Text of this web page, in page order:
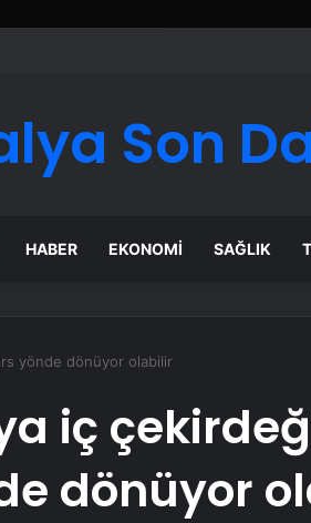
Maması İle Tüm Evcil Hayvan Ürünleri
Son
HABER EKONOMI SAĞLIK
yönde dönüyor olabilir
iç
dönüyor